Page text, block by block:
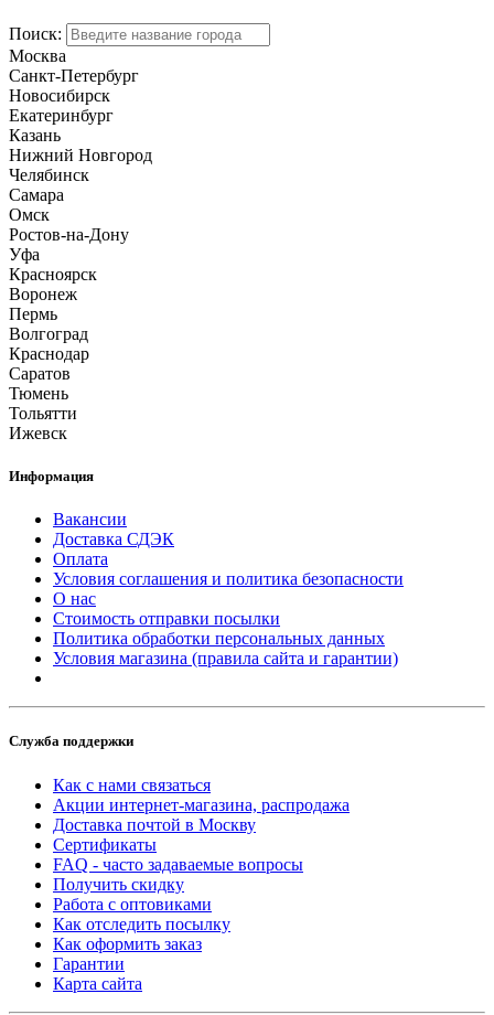
Поиск:
Москва
Санкт-Петербург
Новосибирск
Екатеринбург
Казань
Нижний Новгород
Челябинск
Самара
Омск
Ростов-на-Дону
Уфа
Красноярск
Воронеж
Пермь
Волгоград
Краснодар
Саратов
Тюмень
Тольятти
Ижевск
Информация
Вакансии
Доставка СДЭК
Оплата
Условия соглашения и политика безопасности
О нас
Стоимость отправки посылки
Политика обработки персональных данных
Условия магазина (правила сайта и гарантии)
Служба поддержки
Как с нами связаться
Акции интернет-магазина, распродажа
Доставка почтой в Москву
Сертификаты
FAQ - часто задаваемые вопросы
Получить скидку
Работа с оптовиками
Как отследить посылку
Как оформить заказ
Гарантии
Карта сайта